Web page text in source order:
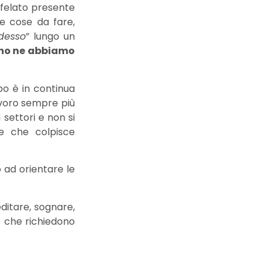
presente
cose da fare,
” lungo un
ne abbiamo
è in continua
sempre più
settori e non si
che colpisce
ad orientare le
sognare,
richiedono